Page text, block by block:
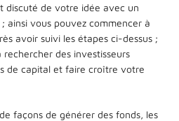
discuté de votre idée avec un
ainsi vous pouvez commencer à
avoir suivi les étapes ci-dessus ;
des investisseurs
de capital et faire croître votre
façons de générer des fonds, les